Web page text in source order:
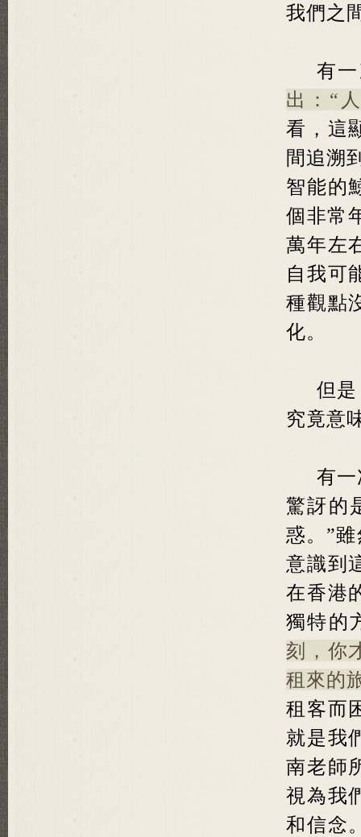
我們之
有
出：“
看，這
間追溯
智能的
個非常
萬年左
自我可
種觀點
化。
但
究竟意
有
驚訝的
惑。”
意識到
在香港
獨特的
刻，你
租來的
租客而
就是我
南老師
視為我
和信念